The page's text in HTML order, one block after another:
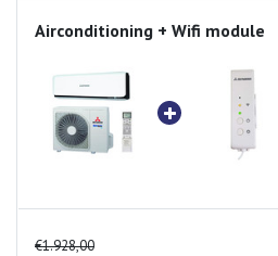
Airconditioning + Wifi module
€1.928,00